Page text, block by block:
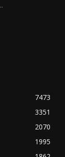
7473
3351
2070
1995